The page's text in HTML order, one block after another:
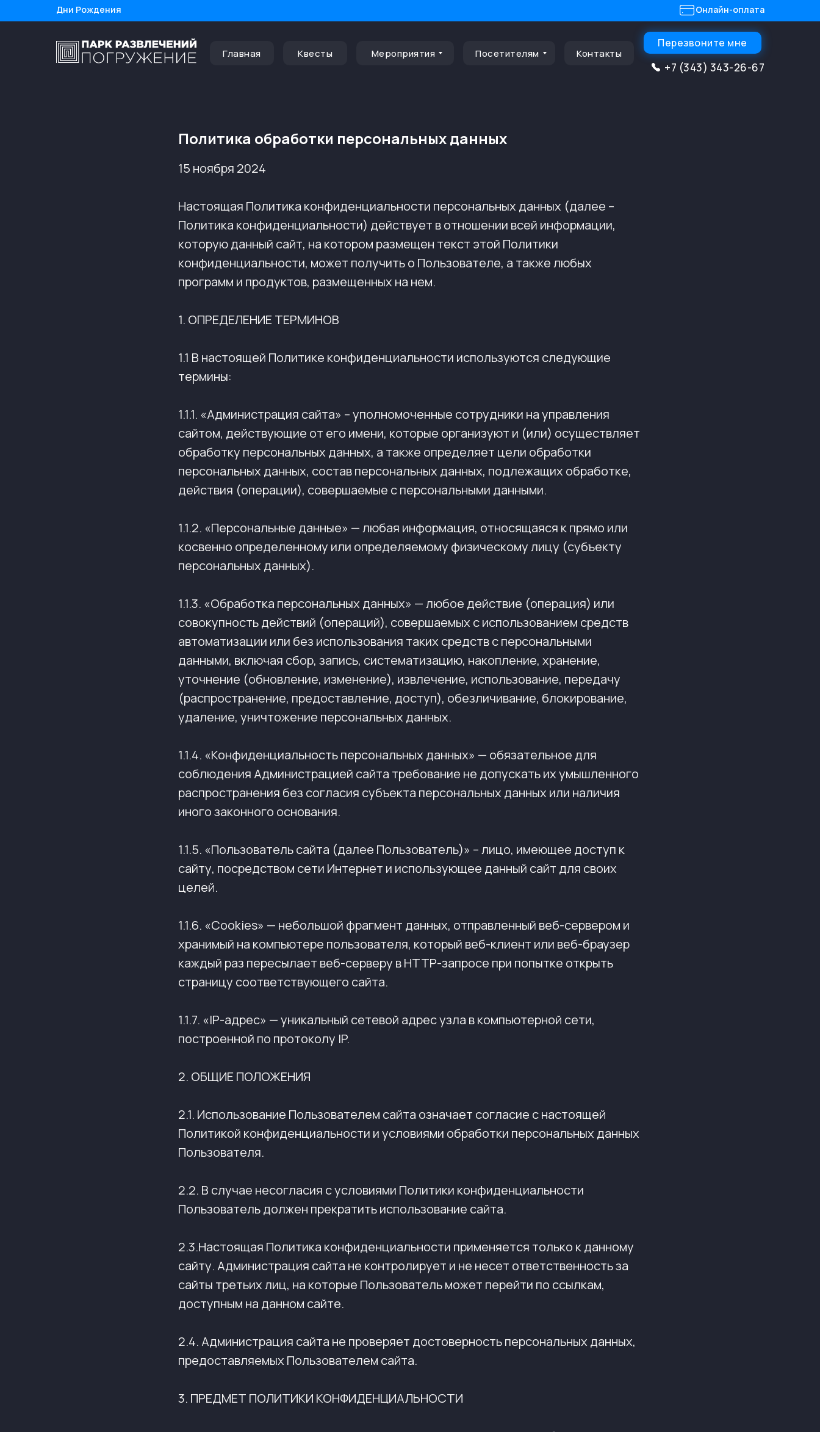
Онлайн-оплата
Дни Рождения
Тематические парки
Перезвоните мне
+7 (343) 343-26-67
Главная Квесты Мероприятия Посетителям Контакты
Политика обработки персональных данных
15 ноября 2024
Настоящая Политика конфиденциальности персональных данных (далее –
Политика конфиденциальности) действует в отношении всей информации,
которую данный сайт, на котором размещен текст этой Политики
конфиденциальности, может получить о Пользователе, а также любых
программ и продуктов, размещенных на нем.
1. ОПРЕДЕЛЕНИЕ ТЕРМИНОВ
1.1 В настоящей Политике конфиденциальности используются следующие
термины:
1.1.1. «Администрация сайта» – уполномоченные сотрудники на управления
сайтом, действующие от его имени, которые организуют и (или) осуществляет
обработку персональных данных, а также определяет цели обработки
персональных данных, состав персональных данных, подлежащих обработке,
действия (операции), совершаемые с персональными данными.
1.1.2. «Персональные данные» — любая информация, относящаяся к прямо или
косвенно определенному или определяемому физическому лицу (субъекту
персональных данных).
1.1.3. «Обработка персональных данных» — любое действие (операция) или
совокупность действий (операций), совершаемых с использованием средств
автоматизации или без использования таких средств с персональными
данными, включая сбор, запись, систематизацию, накопление, хранение,
уточнение (обновление, изменение), извлечение, использование, передачу
(распространение, предоставление, доступ), обезличивание, блокирование,
удаление, уничтожение персональных данных.
1.1.4. «Конфиденциальность персональных данных» — обязательное для
соблюдения Администрацией сайта требование не допускать их умышленного
распространения без согласия субъекта персональных данных или наличия
иного законного основания.
1.1.5. «Пользователь сайта (далее Пользователь)» – лицо, имеющее доступ к
сайту, посредством сети Интернет и использующее данный сайт для своих
целей.
1.1.6. «Cookies» — небольшой фрагмент данных, отправленный веб-сервером и
хранимый на компьютере пользователя, который веб-клиент или веб-браузер
каждый раз пересылает веб-серверу в HTTP-запросе при попытке открыть
страницу соответствующего сайта.
1.1.7. «IP-адрес» — уникальный сетевой адрес узла в компьютерной сети,
построенной по протоколу IP.
2. ОБЩИЕ ПОЛОЖЕНИЯ
2.1. Использование Пользователем сайта означает согласие с настоящей
Политикой конфиденциальности и условиями обработки персональных данных
Пользователя.
2.2. В случае несогласия с условиями Политики конфиденциальности
Пользователь должен прекратить использование сайта.
2.3.Настоящая Политика конфиденциальности применяется только к данному
сайту. Администрация сайта не контролирует и не несет ответственность за
сайты третьих лиц, на которые Пользователь может перейти по ссылкам,
доступным на данном сайте.
2.4. Администрация сайта не проверяет достоверность персональных данных,
предоставляемых Пользователем сайта.
3. ПРЕДМЕТ ПОЛИТИКИ КОНФИДЕНЦИАЛЬНОСТИ